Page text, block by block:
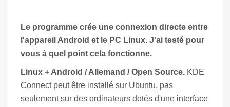
Le programme crée une connexion directe entre
l'appareil Android et le PC Linux. J'ai testé pour
vous à quel point cela fonctionne.
Linux + Android / Allemand / Open Source. KDE
Connect peut être installé sur Ubuntu, pas
seulement sur des ordinateurs dotés d'une interface